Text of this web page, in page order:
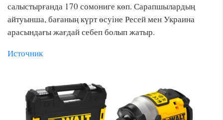
салыстырғанда 170 сомониге көп. Сарапшылардың
айтуынша, бағаның күрт өсуіне Ресей мен Украина
арасындағы жағдай себеп болып жатыр.
Источник